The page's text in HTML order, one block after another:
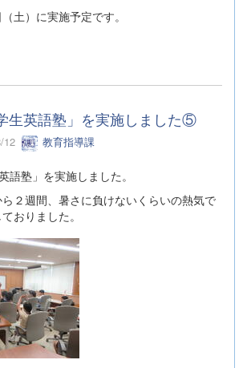
土）に実施予定です。
生英語塾」を実施しました⑤
12 教育指導課
語塾」を実施しました。
２週間、暑さに負けないくらいの熱気で
おりました。